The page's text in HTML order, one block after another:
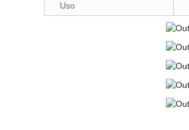
Uso